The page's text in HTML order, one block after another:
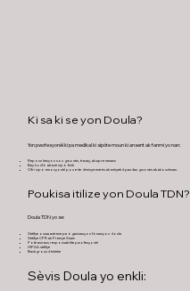
Sèvis Doula yo enkli:
Sètifye oswa antrene pa òganizasyon fòmasyon doula
Sètifye CPR ak Premye Swen
Pote asirans responsablite pwofesyonèl
HIPAA sètifye
Background tcheke
Doula TDN yo se:
Poukisa itilize yon Doula TDN?
Reponn kesyon sou gwosès, travay, ak apre nesans
Bay konfò atravè sipò fizik
Ofri sipò emosyonèl pou ede diminye estrès ak enkyetid pandan gwosès ak akouchman.
Yon pwofesyonèl ki pa medikal ki sipòte moun ki ansent ak fanmi yo nan:
Ki sa ki se yon Doula?